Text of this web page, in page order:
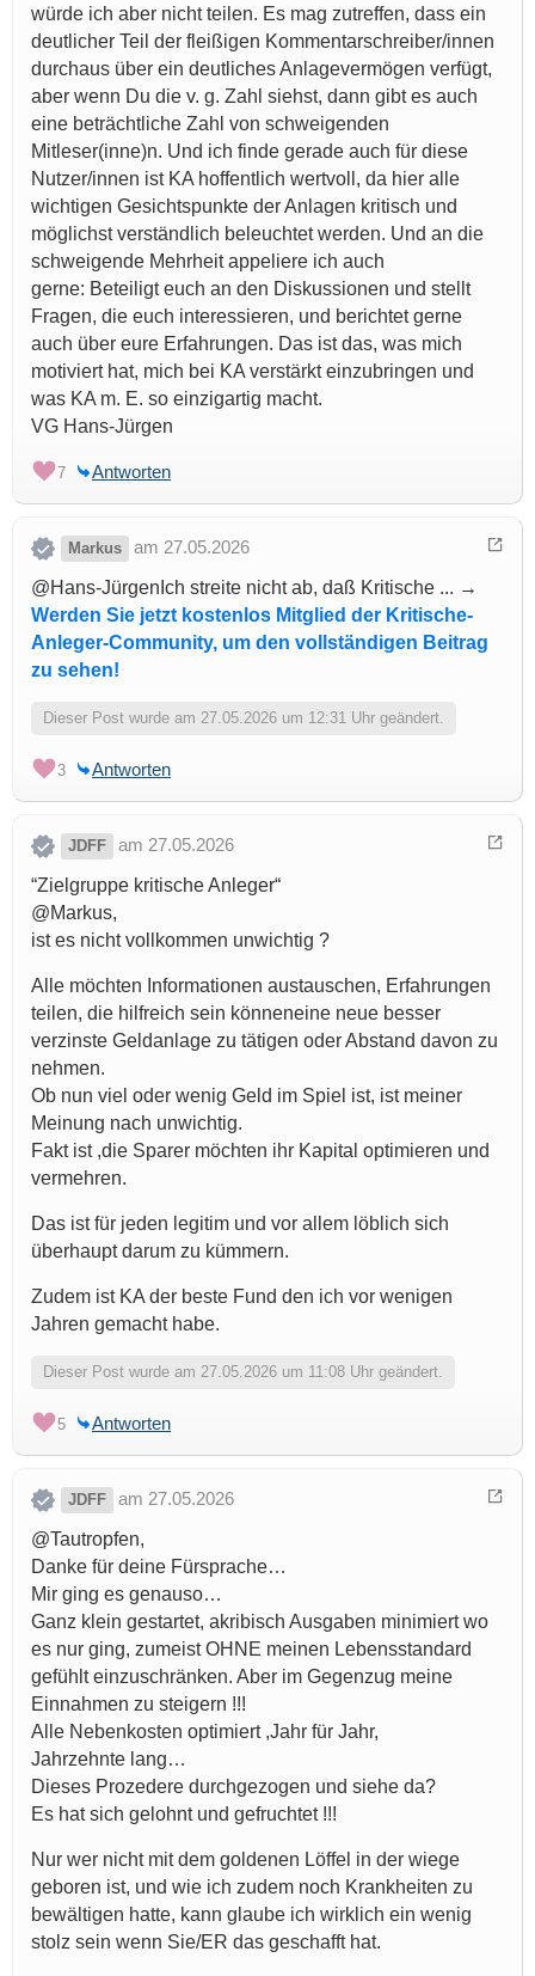
würde ich aber nicht teilen. Es mag zutreffen, dass ein
deutlicher Teil der fleißigen Kommentarschreiber/innen
durchaus über ein deutliches Anlagevermögen verfügt,
aber wenn Du die v. g. Zahl siehst, dann gibt es auch
eine beträchtliche Zahl von schweigenden
Mitleser(inne)n. Und ich finde gerade auch für diese
Nutzer/innen ist KA hoffentlich wertvoll, da hier alle
wichtigen Gesichtspunkte der Anlagen kritisch und
möglichst verständlich beleuchtet werden. Und an die
schweigende Mehrheit appeliere ich auch
gerne: Beteiligt euch an den Diskussionen und stellt
Fragen, die euch interessieren, und berichtet gerne
auch über eure Erfahrungen. Das ist das, was mich
motiviert hat, mich bei KA verstärkt einzubringen und
was KA m. E. so einzigartig macht.
VG Hans-Jürgen
7 Antworten
Markus
am 27.05.2026
@Hans-JürgenIch streite nicht ab, daß Kritische ... →
Werden Sie jetzt kostenlos Mitglied der Kritische-
Anleger-Community, um den vollständigen Beitrag
zu sehen!
Dieser Post wurde am 27.05.2026 um 12:31 Uhr geändert.
3 Antworten
JDFF
am 27.05.2026
“Zielgruppe kritische Anleger“
@Markus,
ist es nicht vollkommen unwichtig ?
Alle möchten Informationen austauschen, Erfahrungen
teilen, die hilfreich sein könneneine neue besser
verzinste Geldanlage zu tätigen oder Abstand davon zu
nehmen.
Ob nun viel oder wenig Geld im Spiel ist, ist meiner
Meinung nach unwichtig.
Fakt ist ,die Sparer möchten ihr Kapital optimieren und
vermehren.
Das ist für jeden legitim und vor allem löblich sich
überhaupt darum zu kümmern.
Zudem ist KA der beste Fund den ich vor wenigen
Jahren gemacht habe.
Dieser Post wurde am 27.05.2026 um 11:08 Uhr geändert.
5 Antworten
JDFF
am 27.05.2026
@Tautropfen,
Danke für deine Fürsprache…
Mir ging es genauso…
Ganz klein gestartet, akribisch Ausgaben minimiert wo
es nur ging, zumeist OHNE meinen Lebensstandard
gefühlt einzuschränken. Aber im Gegenzug meine
Einnahmen zu steigern !!!
Alle Nebenkosten optimiert ,Jahr für Jahr,
Jahrzehnte lang…
Dieses Prozedere durchgezogen und siehe da?
Es hat sich gelohnt und gefruchtet !!!
Nur wer nicht mit dem goldenen Löffel in der wiege
geboren ist, und wie ich zudem noch Krankheiten zu
bewältigen hatte, kann glaube ich wirklich ein wenig
stolz sein wenn Sie/ER das geschafft hat.